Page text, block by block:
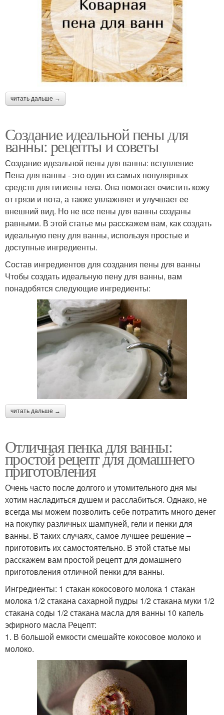
читать дальше →
Создание идеальной пены для
ванны: рецепты и советы
Создание идеальной пены для ванны: вступление
Пена для ванны - это один из самых популярных
средств для гигиены тела. Она помогает очистить кожу
от грязи и пота, а также увлажняет и улучшает ее
внешний вид. Но не все пены для ванны созданы
равными. В этой статье мы расскажем вам, как создать
идеальную пену для ванны, используя простые и
доступные ингредиенты.
Состав ингредиентов для создания пены для ванны
Чтобы создать идеальную пену для ванны, вам
понадобятся следующие ингредиенты:
читать дальше →
Отличная пенка для ванны:
простой рецепт для домашнего
приготовления
Очень часто после долгого и утомительного дня мы
хотим насладиться душем и расслабиться. Однако, не
всегда мы можем позволить себе потратить много денег
на покупку различных шампуней, гели и пенки для
ванны. В таких случаях, самое лучшее решение –
приготовить их самостоятельно. В этой статье мы
расскажем вам простой рецепт для домашнего
приготовления отличной пенки для ванны.
Ингредиенты: 1 стакан кокосового молока 1 стакан
молока 1/2 стакана сахарной пудры 1/2 стакана муки 1/2
стакана соды 1/2 стакана масла для ванны 10 капель
эфирного масла Рецепт:
1. В большой емкости смешайте кокосовое молоко и
молоко.